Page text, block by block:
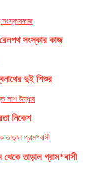
রেলপথ সংস্কার কাজ
দুই শিশুর
নিকেশ
তাড়াল গ্রাম*বাসী